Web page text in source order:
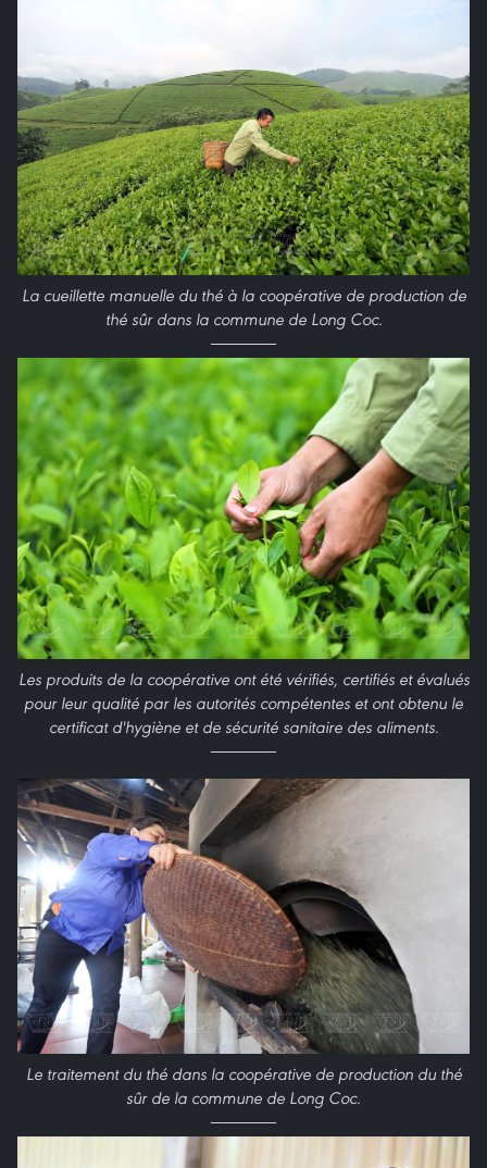
La cueillette manuelle du thé à la coopérative de production de
thé sûr dans la commune de Long Coc.
Les produits de la coopérative ont été vérifiés, certifiés et évalués
pour leur qualité par les autorités compétentes et ont obtenu le
certificat d'hygiène et de sécurité sanitaire des aliments.
Le traitement du thé dans la coopérative de production du thé
sûr de la commune de Long Coc.